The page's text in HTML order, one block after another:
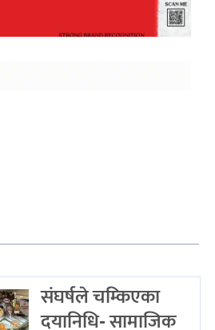
संघर्षले चम्किएका
दयानिधि- सामाजिक